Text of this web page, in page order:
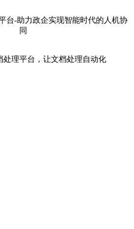
处理平台，让文档处理自动化